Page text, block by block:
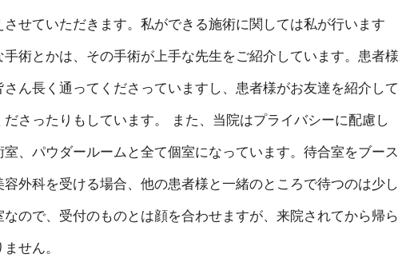
せていただきます。私ができる施術に関しては私が行います
術とかは、その手術が上手な先生をご紹介しています。患者様
ん長く通ってくださっていますし、患者様がお友達を紹介して
さったりもしています。 また、当院はプライバシーに配慮し
、パウダールームと全て個室になっています。待合室をブース
外科を受ける場合、他の患者様と一緒のところで待つのは少し
ので、受付のものとは顔を合わせますが、来院されてから帰ら
せん。